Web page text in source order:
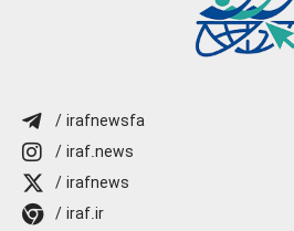
/ irafnewsfa
/ iraf.news
/ irafnews
/ iraf.ir